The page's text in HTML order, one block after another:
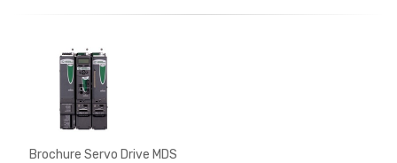
Brochure Servo Drive MDS